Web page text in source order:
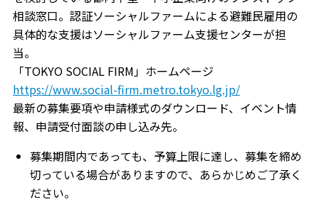
相談窓口。認証ソーシャルファームによる避難民雇用の
具体的な支援はソーシャルファーム支援センターが担
当。
「TOKYO SOCIAL FIRM」ホームページ
https://www.social-firm.metro.tokyo.lg.jp/
最新の募集要項や申請様式のダウンロード、イベント情
報、申請受付面談の申し込み先。
募集期間内であっても、予算上限に達し、募集を締め
切っている場合がありますので、あらかじめご了承く
ださい。